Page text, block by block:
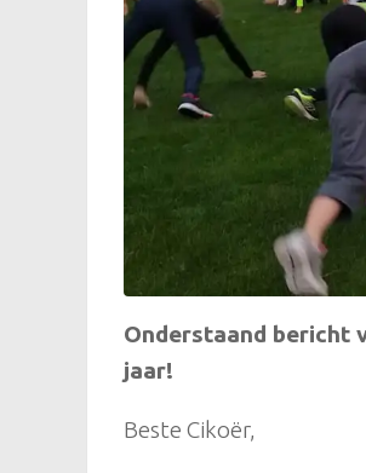
Onderstaand bericht
jaar!
Beste Cikoër,